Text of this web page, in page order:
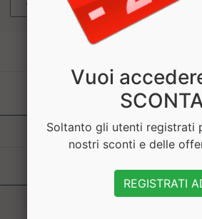
Vuoi
Soltanto gli utenti registrati
nostri sconti e delle
REGISTRATI